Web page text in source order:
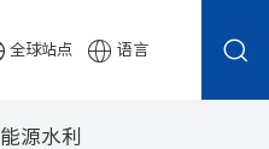
全球站点 语言
能源水利